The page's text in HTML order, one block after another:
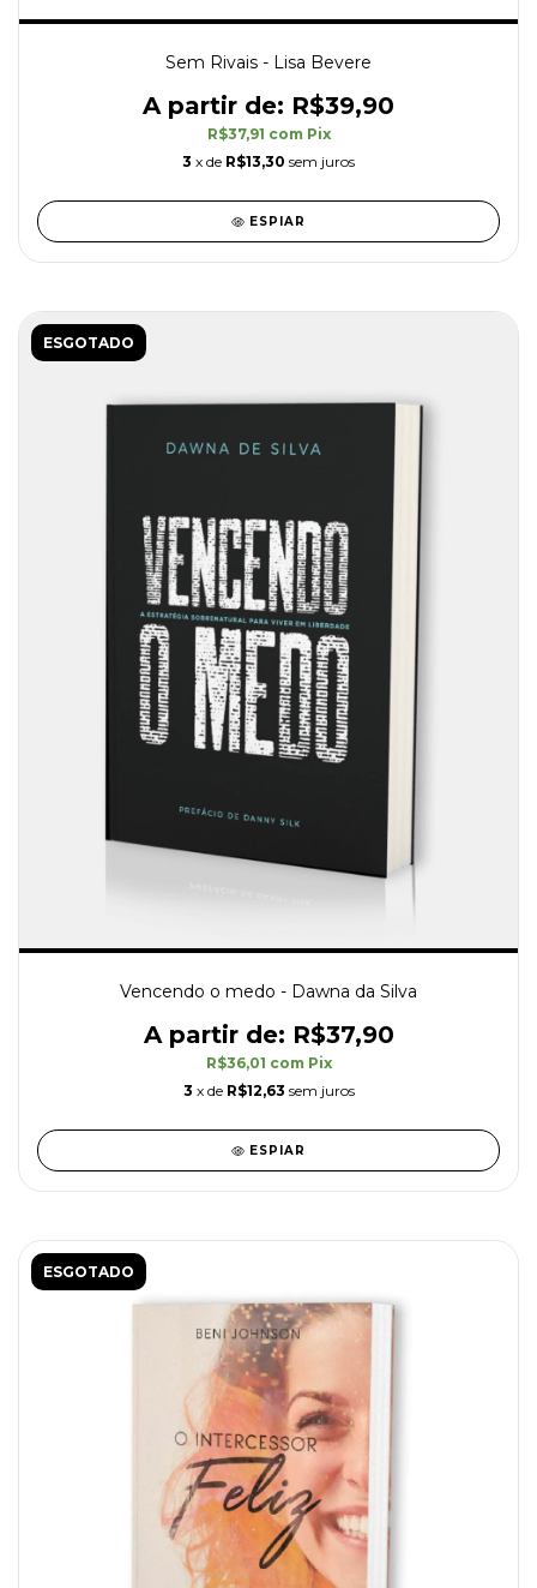
Sem Rivais - Lisa Bevere
R$39,90
R$37,91 com Pix
3 x de R$13,30 sem juros
ESPIAR
ESGOTADO
Vencendo o medo - Dawna da Silva
R$37,90
R$36,01 com Pix
3 x de R$12,63 sem juros
ESPIAR
ESGOTADO